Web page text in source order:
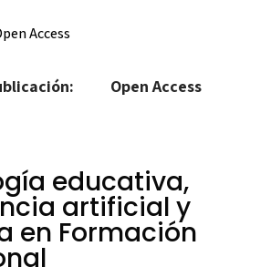
Access
Open Access
educativa,
artificial y
en Formación